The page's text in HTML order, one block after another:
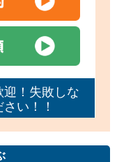
！失敗しな
い！！